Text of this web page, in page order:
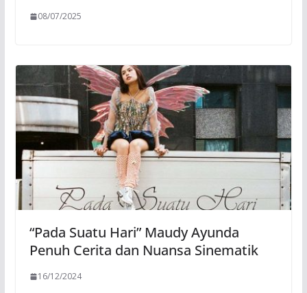
08/07/2025
“Pada Suatu Hari” Maudy Ayunda
Penuh Cerita dan Nuansa Sinematik
16/12/2024